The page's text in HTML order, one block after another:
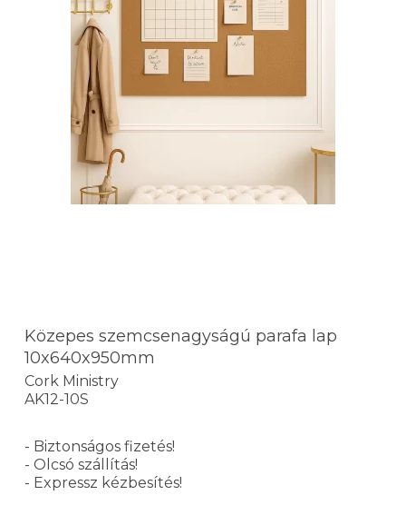
Közepes szemcsenagyságú parafa lap
10x640x950mm
Cork Ministry
AK12-10S
- Biztonságos fizetés!
- Olcsó szállítás!
- Expressz kézbesítés!